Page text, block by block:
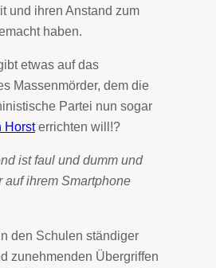
und ihren Anstand zum
haben.
etwas auf das
Massenmörder, dem die
Partei nun sogar
Horsterrichten will!?
ist faul und dumm und
auf ihrem Smartphone
den Schulen ständiger
zunehmenden Übergriffen